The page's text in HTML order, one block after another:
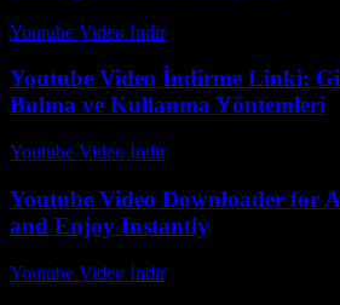
Youtube Video İndir-
Youtube Video İndirme Linki:
Bulma ve Kullanma Yöntemleri
Youtube Video İndir-
Youtube Video Downloader for
and Enjoy Instantly
Youtube Video İndir-